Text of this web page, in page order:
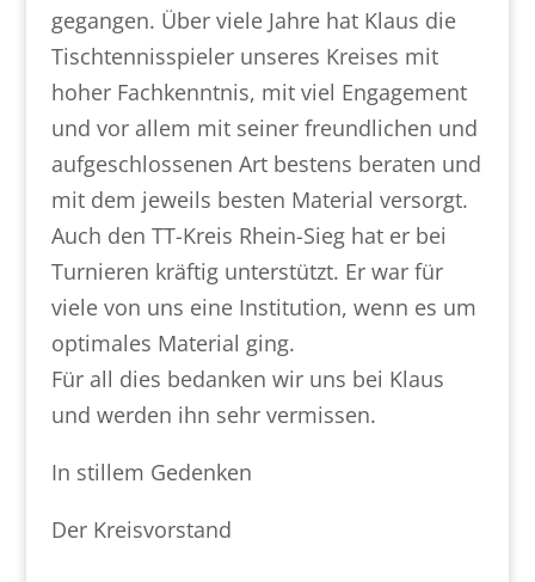
gegangen. Über viele Jahre hat Klaus die
Tischtennisspieler unseres Kreises mit
hoher Fachkenntnis, mit viel Engagement
und vor allem mit seiner freundlichen und
aufgeschlossenen Art bestens beraten und
mit dem jeweils besten Material versorgt.
Auch den TT-Kreis Rhein-Sieg hat er bei
Turnieren kräftig unterstützt. Er war für
viele von uns eine Institution, wenn es um
optimales Material ging.
Für all dies bedanken wir uns bei Klaus
und werden ihn sehr vermissen.
In stillem Gedenken
Der Kreisvorstand